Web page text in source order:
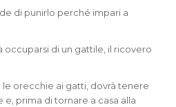
di punirlo perché impari a
occuparsi di un gattile, il ricovero
orecchie ai gatti, dovrà tenere
prima di tornare a casa alla